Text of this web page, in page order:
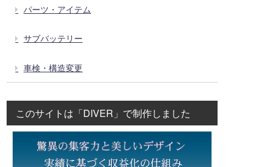
パーツ・アイテム
サブバッテリー
車検・構造変更
このサイトは「DIVER」で制作しました